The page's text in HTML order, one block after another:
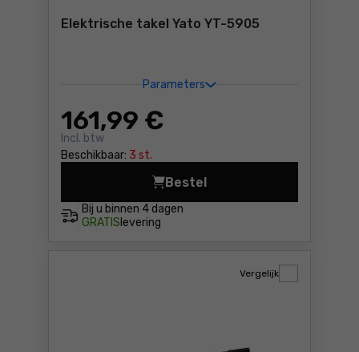
Elektrische takel Yato YT-5905
Parameters
161,99 €
Incl. btw
Beschikbaar: 3 st.
Bij u binnen 4 dagen
GRATIS levering
Bestel
Elektrische takel Yato YT-
Vergelijk